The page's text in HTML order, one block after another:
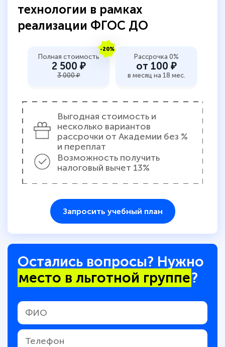
прохождения курса, удобная система
аттестации, проблем не возникло ни на
технологии в рамках
реализации ФГОС ДО
-20%
Полная стоимость
2 500 ₽
3 000 ₽
Рассрочка 0%
от 100 ₽
в месяц на 18 мес.
Выгодная стоимость и
несколько вариантов
рассрочки от Академии без %
и переплат
Возможность получить
налоговый вычет 13%
Запросить учебный план
Остались вопросы? Нужно
место в льготной группе?